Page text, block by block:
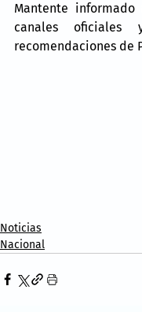
Mantente
canales
recomendaciones de
Noticias
Nacional